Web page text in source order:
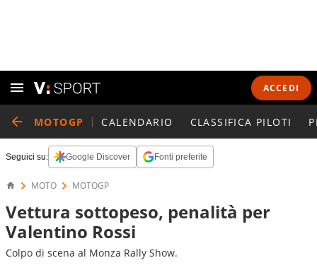
ACCEDI
MOTOGP CALENDARIO CLASSIFICA PILOTI
Seguici su: Google Discover Fonti preferite
MOTO MOTOGP
Vettura sottopeso, penalità per
Valentino Rossi
Colpo di scena al Monza Rally Show.